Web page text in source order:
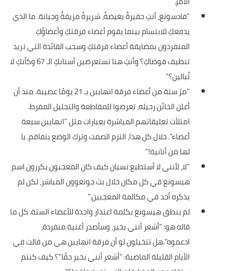
"فادسونغ، أنتِ حقيرةٌ بغيضةٌ، شريرةٌ مزيفةٌ وجبانة. ما الذي
يدفعكِ للابتسام بينما يقوم أعضاء فرقتكِ وأعضاؤكِ
المنفردون بمضايقة أعضاء فرقتكِ وسحب القائدة التي تريد
تنظيف فوضاكِ؟ وأنتِ هنا تستعرضين أسنانكِ الـ 67 وكأنكِ لا
تُبالين؟"
"مرّ ستة من أعضاء فرقة انهايبن بـ 21 يومًا عصيبة. منذ أن
أعلن الخائن رحيله، تعرضوا للمقاطعة والتحليل المفرط.
امتلأت تعليقاتهم المباشرة بعبارات مثل "انهايبن سبعة
أعضاء". خلال كل هذا، التزم الصمت وترك الوضع يتفاقم. يا
لها من أنانية!"
"لا، لأنني لا أستطيع نسيان كيف كان المعجبون يكررون اسم
هيسونغ في كل مكان خلال بث جونغوون المباشر، لكن لم
يذكره أحد في مكالمة المعجبين."
لم ينطق هيسونغ بكلمة اعتذار واحدة للأعضاء الستة. كل ما
قاله هو: "أشعر أنني بخير، وسأصدر أغنية منفردة،
ادعموه".هل تتخيلون لو أن فرقة انهايبن هي من قالت في
الأيام القليلة الماضية: "أشعر أنني بخير حقًا"؟ كيف كنتم